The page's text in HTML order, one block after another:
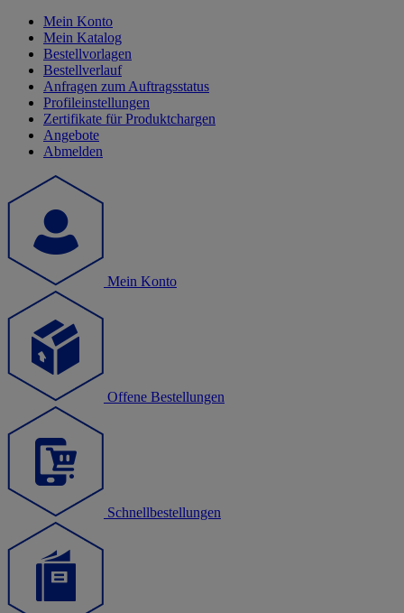
Mein Konto
Mein Katalog
Bestellvorlagen
Bestellverlauf
Anfragen zum Auftragsstatus
Profileinstellungen
Zertifikate für Produktchargen
Angebote
Abmelden
Mein Konto
Offene Bestellungen
Schnellbestellungen